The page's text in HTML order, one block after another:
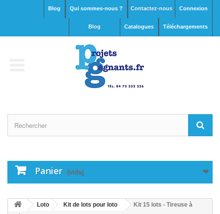
Connexion
Contactez-nous
Qui sommes-nous ?
Blog
Téléchargements
Catalogues
blog
Panier (vide)
Loto Kit de lots pour loto
Kit 15 lots - Tireuse à